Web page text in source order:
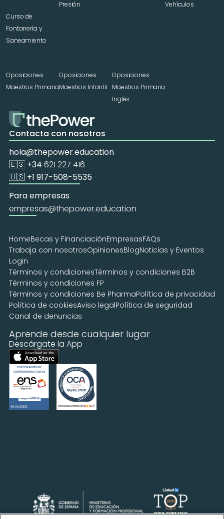
Presión
Vehículos
Curso de
Fontanería y
Saneamiento
Oposiciones
Maestros Primaria
Oposiciones
Maestros Infantil
Oposiciones
Maestros Primaria
Inglés
Contacta con nosotros
hola@thepower.education
🇪🇸 +34 621 227 416
🇺🇸 +1 917-508-5535
Para empresas
empresas@thepower.education
HomeBecas y FinanciaciónEmpresasFAQs
Trabaja con nosotrosOpinionesBlogNoticias y Eventos
Login
Términos y condicionesTérminos y condiciones B2B
Términos y condiciones FP
Términos y condiciones Be PharmaPolítica de privacidad
Política de cookiesAviso legalPolítica de seguridad
Canal de denuncias
Aprende desde cualquier lugar
Descárgate la App